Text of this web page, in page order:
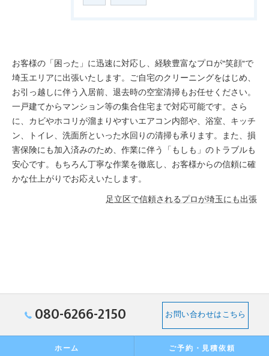
お客様の「困った」に迅速に対応し、経験豊富なプロが"笑顔"で
埼玉エリアに出張いたします。ご自宅のクリーニングをはじめ、
お引っ越しに伴う入居前、退去時の空室清掃もお任せください。
一戸建てからマンション等の集合住宅まで対応可能です。さら
に、カビやホコリが溜まりやすいエアコン内部や、浴室、キッチ
ン、トイレ、洗面所といった水回りの清掃も承ります。また、損
害保険にも加入済みのため、作業に伴う「もしも」のトラブルも
安心です。もちろん丁寧な作業を徹底し、お客様からの信頼に確
かな仕上がりでお応えいたします。
足立区で信頼されるプロが埼玉にも出張
080-6266-2150 お問い合わせはこちら
ホーム ご予約・見積依頼